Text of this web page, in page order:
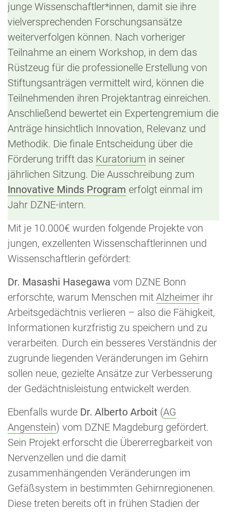
junge Wissenschaftler*innen, damit sie ihre
vielversprechenden Forschungsansätze
weiterverfolgen können. Nach vorheriger
Teilnahme an einem Workshop, in dem das
Rüstzeug für die professionelle Erstellung von
Stiftungsanträgen vermittelt wird, können die
Teilnehmenden ihren Projektantrag einreichen.
Anschließend bewertet ein Expertengremium die
Anträge hinsichtlich Innovation, Relevanz und
Methodik. Die finale Entscheidung über die
Förderung trifft das Kuratorium in seiner
jährlichen Sitzung. Die Ausschreibung zum
Innovative Minds Program erfolgt einmal im
Jahr DZNE-intern.
Mit je 10.000€ wurden folgende Projekte von
jungen, exzellenten Wissenschaftlerinnen und
Wissenschaftlerin gefördert:
Dr. Masashi Hasegawa vom DZNE Bonn
erforschte, warum Menschen mit Alzheimer ihr
Arbeitsgedächtnis verlieren – also die Fähigkeit,
Informationen kurzfristig zu speichern und zu
verarbeiten. Durch ein besseres Verständnis der
zugrunde liegenden Veränderungen im Gehirn
sollen neue, gezielte Ansätze zur Verbesserung
der Gedächtnisleistung entwickelt werden.
Ebenfalls wurde Dr. Alberto Arboit (AG
Angenstein) vom DZNE Magdeburg gefördert.
Sein Projekt erforscht die Übererregbarkeit von
Nervenzellen und die damit
zusammenhängenden Veränderungen im
Gefäßsystem in bestimmten Gehirnregionenen.
Diese treten bereits oft in frühen Stadien der